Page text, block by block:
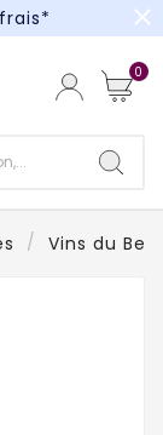
close
0
Vins du